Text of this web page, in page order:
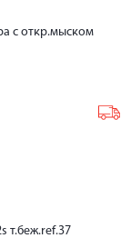
с откр.мыском
т.беж.ref.37